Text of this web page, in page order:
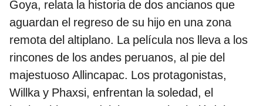
Goya, relata la historia de dos ancianos que
aguardan el regreso de su hijo en una zona
remota del altiplano. La película nos lleva a los
rincones de los andes peruanos, al pie del
majestuoso Allincapac. Los protagonistas,
Willka y Phaxsi, enfrentan la soledad, el